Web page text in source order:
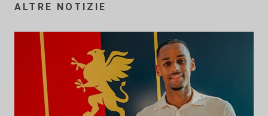
ALTRE NOTIZIE